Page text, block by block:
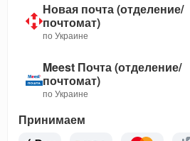
Новая почта (отделение/
почтомат)
по Украине
Meest Почта (отделение/
почтомат)
по Украине
Принимаем